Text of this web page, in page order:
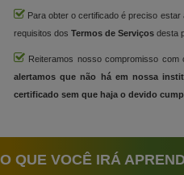
Para obter o certificado é preciso
requisitos dos Termos de Serviços desta
Reiteramos nosso compromisso
alertamos que não há em nossa
certificado sem que haja o devido
O QUE VOCÊ IRÁ